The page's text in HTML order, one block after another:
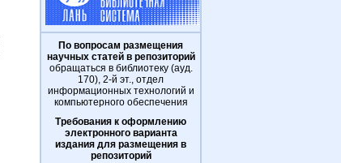
По вопросам размещения
научных статей в репозиторий
обращаться в библиотеку (ауд.
170), 2-й эт., отдел
информационных технологий и
компьютерного обеспечения
Требования к оформлению
электронного варианта
издания для размещения в
репозиторий